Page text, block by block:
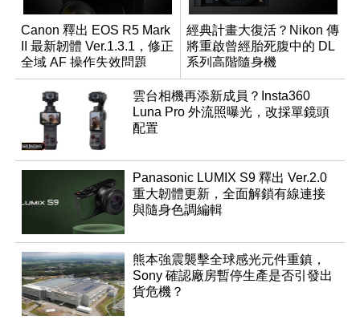
Canon 釋出 EOS R5 Mark
II 最新韌體 Ver.1.3.1，修正
全域 AF 操作失效問題
經典計畫大復活？Nikon 傳
將重啟曾經胎死腹中的 DL
系列高階隨身機
雲台相機再添新成員？Insta360
Luna Pro 外流照曝光，改採單鏡頭
配置
Panasonic LUMIX S9 釋出 Ver.2.0
重大韌體更新，全面解鎖有線連接
與隨身色調編輯
熊本強震襲擊全球感光元件重鎮，
Sony 確認廠房暫停生產是否引發出
貨危機？